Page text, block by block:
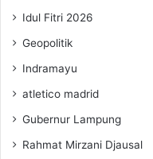
Idul Fitri 2026
Geopolitik
Indramayu
atletico madrid
Gubernur Lampung
Rahmat Mirzani Djausal